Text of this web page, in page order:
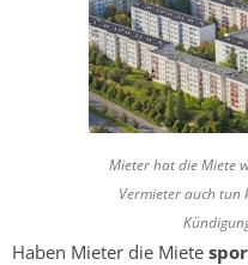
Mieter hat die Miete
Vermieter auch tun
Haben Mieter die Miete